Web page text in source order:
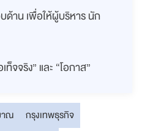
าน เพื่อให้ผู้บริหาร นัก
จจริง” และ “โอกาส”
าณ
กรุงเทพธุรกิจ